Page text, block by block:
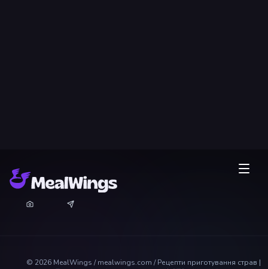
© 2026 MealWings / mealwings.com /Рецепти приготування страв |